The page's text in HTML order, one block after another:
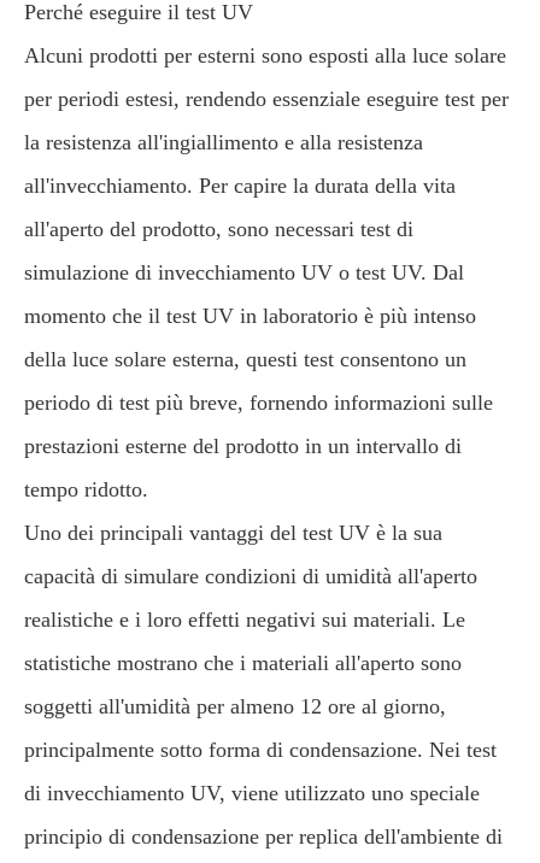
Perché eseguire il test UV
Alcuni prodotti per esterni sono esposti alla luce solare
per periodi estesi, rendendo essenziale eseguire test per
la resistenza all'ingiallimento e alla resistenza
all'invecchiamento. Per capire la durata della vita
all'aperto del prodotto, sono necessari test di
simulazione di invecchiamento UV o test UV. Dal
momento che il test UV in laboratorio è più intenso
della luce solare esterna, questi test consentono un
periodo di test più breve, fornendo informazioni sulle
prestazioni esterne del prodotto in un intervallo di
tempo ridotto.
Uno dei principali vantaggi del test UV è la sua
capacità di simulare condizioni di umidità all'aperto
realistiche e i loro effetti negativi sui materiali. Le
statistiche mostrano che i materiali all'aperto sono
soggetti all'umidità per almeno 12 ore al giorno,
principalmente sotto forma di condensazione. Nei test
di invecchiamento UV, viene utilizzato uno speciale
principio di condensazione per replica dell'ambiente di